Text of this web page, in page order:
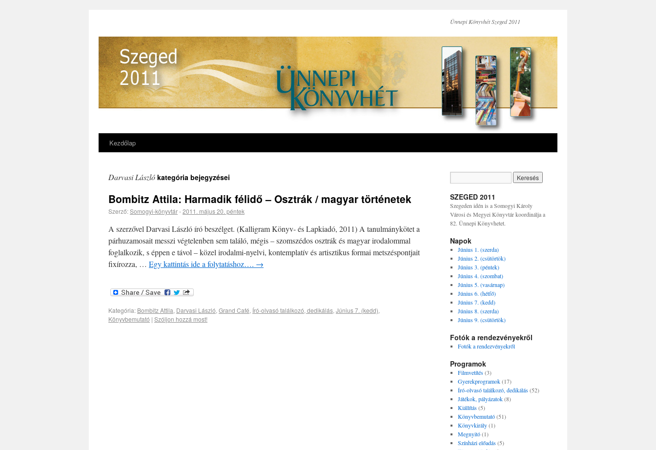
Ünnepi Könyvhét Szeged 2011
Kezdőlap
Darvasi László kategória bejegyzései
Bombitz Attila: Harmadik félidő – Osztrák / magyar történetek
Szerző:Somogyi-könyvtár-2011. május 20. péntek
A szerzővel Darvasi László író beszélget. (Kalligram Könyv- és Lapkiadó, 2011) A tanulmánykötet a
párhuzamosait messzi végtelenben sem találó, mégis – szomszédos osztrák és magyar irodalommal
foglalkozik, s éppen e távol – közel irodalmi-nyelvi, kontemplatív és artisztikus formai metszéspontjait
fixírozza, … Egy kattintás ide a folytatáshoz…. →
Kategória: Bombitz Attila, Darvasi László,Grand Café, Író-olvasó találkozó, dedikálás,Június 7. (kedd),
Könyvbemutató | Szóljon hozzá most!
SZEGED 2011
Szegeden idén is a Somogyi Károly
Városi és Megyei Könyvtár koordinálja a
82. Ünnepi Könyvhetet.
Napok
Június 1. (szerda)
Június 2. (csütörtök)
Június 3. (péntek)
Június 4. (szombat)
Június 5. (vasárnap)
Június 6. (hétfő)
Június 7. (kedd)
Június 8. (szerda)
Június 9. (csütörtök)
Fotók a rendezvényekről
Fotók a rendezvényekről
Programok
Filmvetítés(3)
Gyerekprogramok(17)
Író-olvasó találkozó, dedikálás(52)
Játékok, pályázatok(8)
Kiállítás(5)
Könyvbemutató(51)
Könyvkirály(1)
Megnyitó(1)
Színházi előadás(5)